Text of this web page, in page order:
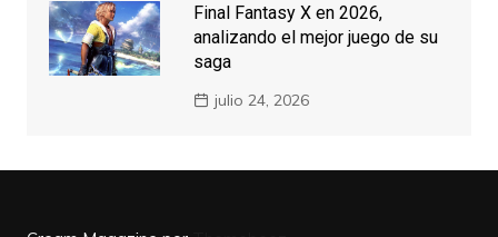
Final Fantasy X en 2026,
analizando el mejor juego de su
saga
julio 24, 2026